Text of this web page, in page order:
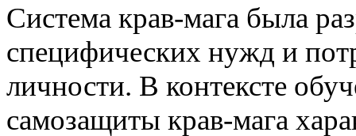
Система крав-мага была
специфических нужд и
личности. В контексте
самозащиты крав-мага